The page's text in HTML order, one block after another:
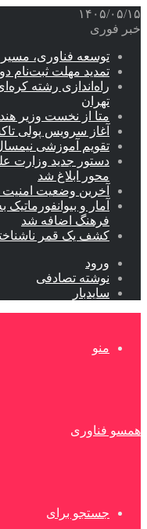
۱۴۰۵/۰۵/۱۵
خبر فوری
توسعه فناوری،
تمدید مهلت ثبت‌نام دومین
تهران
متا از نخست وزیر
آغاز سرویس پولی
تقویم آموزشی
دستور جدید وزارت
محور ابلاغ شد
آخرین وضعیت
آمار و
فرهنگ اضافه شد
کشف یک قمر
ورود
نوشته تصادفی
سایدبار
منو
همسو فناوری
جستجو برای